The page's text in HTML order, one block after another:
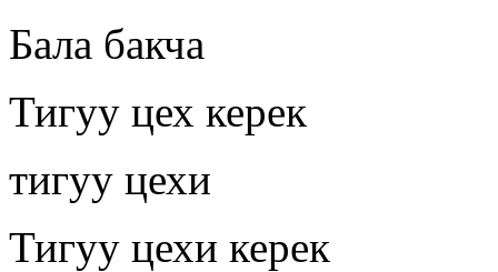
Бала бакча
Тигуу цех керек
тигуу цехи
Тигуу цехи керек